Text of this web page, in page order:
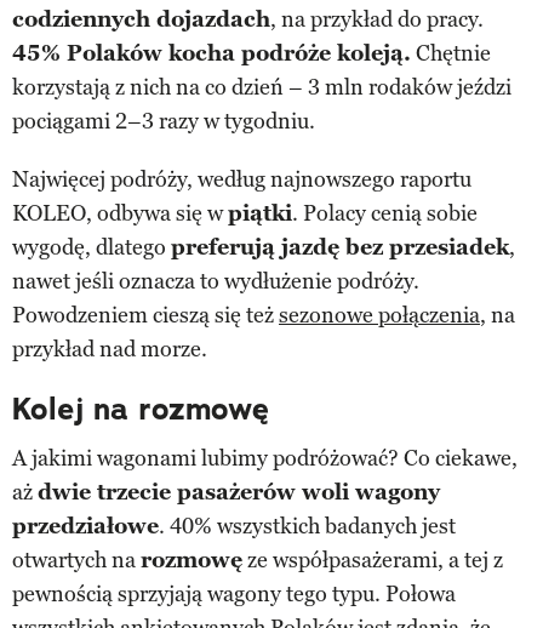
codziennych dojazdach, na przykład do pracy.
45% Polaków kocha podróże koleją. Chętnie
korzystają z nich na co dzień – 3 mln rodaków jeździ
pociągami 2–3 razy w tygodniu.
Najwięcej podróży, według najnowszego raportu
KOLEO, odbywa się wpiątki. Polacy cenią sobie
wygodę, dlatego preferują jazdę bez przesiadek,
nawet jeśli oznacza to wydłużenie podróży.
Powodzeniem cieszą się teżsezonowe połączenia, na
przykład nad morze.
Kolej na rozmowę
A jakimi wagonami lubimy podróżować? Co ciekawe,
ażdwie trzecie pasażerów woli wagony
przedziałowe. 40% wszystkich badanych jest
otwartych narozmowęze współpasażerami, a tej z
pewnością sprzyjają wagony tego typu. Połowa